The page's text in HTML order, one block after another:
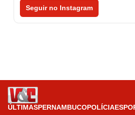
Seguir no Instagram
ÚLTIMASPERNAMBUCOPOLÍCIA